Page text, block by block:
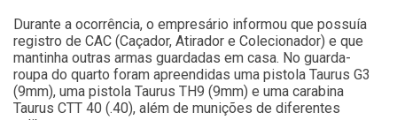
Durante a ocorrência, o empresário informou que possuía
registro de CAC (Caçador, Atirador e Colecionador) e que
mantinha outras armas guardadas em casa. No guarda-
roupa do quarto foram apreendidas uma pistola Taurus G3
(9mm), uma pistola Taurus TH9 (9mm) e uma carabina
Taurus CTT 40 (.40), além de munições de diferentes